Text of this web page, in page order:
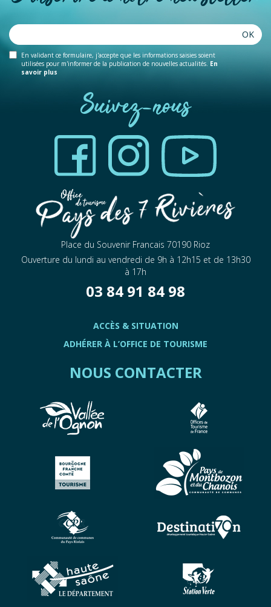
En validant ce formulaire, j'accepte que les informations saisies soient
utilisées pour m'informer de la publication de nouvelles actualités. En
savoir plus
OK
Suivez-nous
Place du Souvenir Francais 70190 Rioz
Ouverture du lundi au vendredi de 9h à 12h15 et de 13h30
à 17h
03 84 91 84 98
ACCÈS & SITUATION
ADHÉRER À L’OFFICE DE TOURISME
NOUS CONTACTER